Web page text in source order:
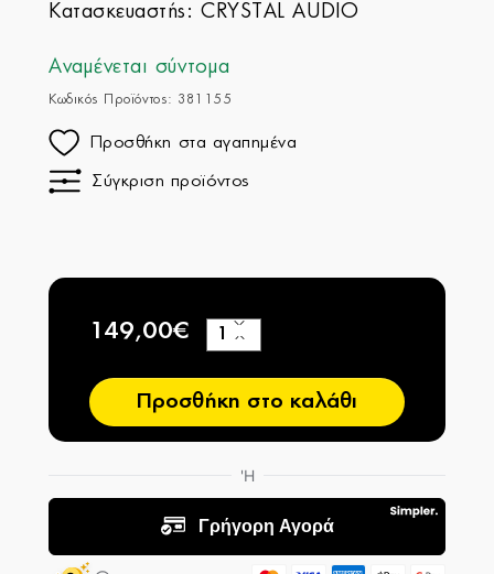
Κατασκευαστής:CRYSTAL AUDIO
Αναμένεται σύντομα
Κωδικός Προϊόντος: 381155
Προσθήκη στα αγαπημένα
Σύγκριση προϊόντος
149,00€
−
+
Προσθήκη στο καλάθι